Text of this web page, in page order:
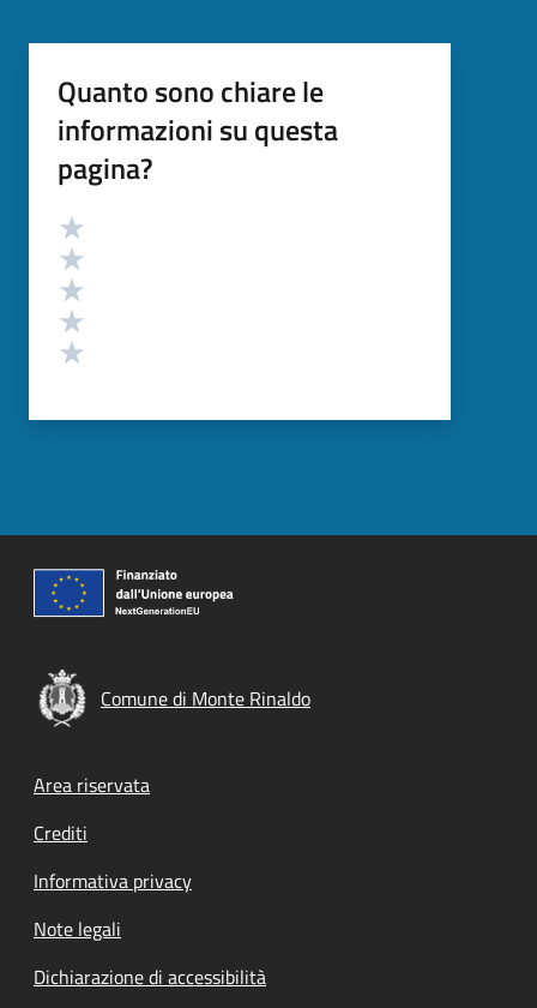
Quanto sono chiare le
informazioni su questa
pagina?
Valutazione
Comune di Monte Rinaldo
Footer menu
Area riservata
Crediti
Informativa privacy
Note legali
Dichiarazione di accessibilità